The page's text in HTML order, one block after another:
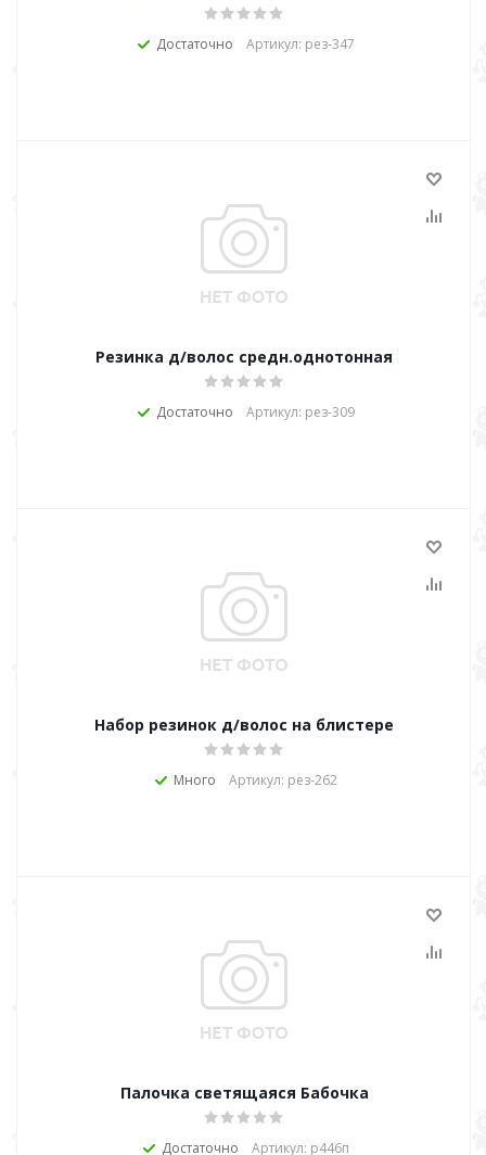
Достаточно Артикул: рез-347
Резинка д/волос средн.однотонная
Достаточно Артикул: рез-309
Набор резинок д/волос на блистере
Много Артикул: рез-262
Палочка светящаяся Бабочка
Достаточно Артикул: р446п